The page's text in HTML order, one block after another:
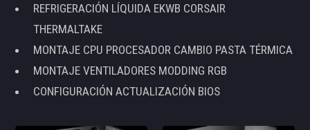
REFRIGERACIÓN LÍQUIDA EKWB CORSAIR
THERMALTAKE
MONTAJE CPU PROCESADOR CAMBIO PASTA TÉRMICA
MONTAJE VENTILADORES MODDING RGB
CONFIGURACIÓN ACTUALIZACIÓN BIOS